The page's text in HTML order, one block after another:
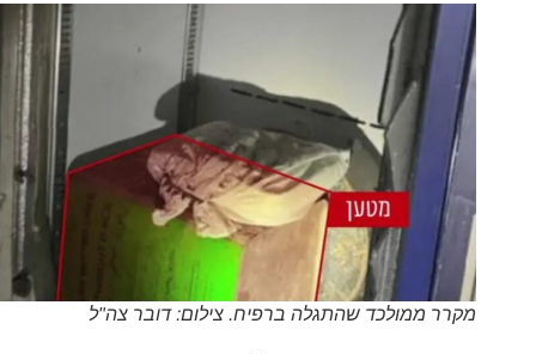
מקרר ממולכד שהתגלה ברפיח. צילום: דובר צה"ל